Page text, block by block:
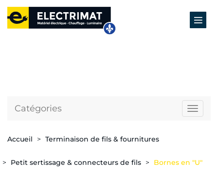
Catégories
Accueil Terminaison de fils & fournitures
Petit sertissage & connecteurs de fils Bornes en "U"